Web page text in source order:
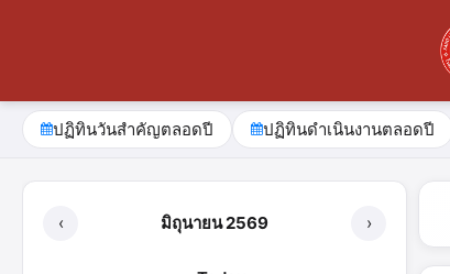
ปฏิทินวันสำคัญตลอดปี ปฏิทินดำเนินงานตลอดปี
‹ มิถุนายน 2569 ›